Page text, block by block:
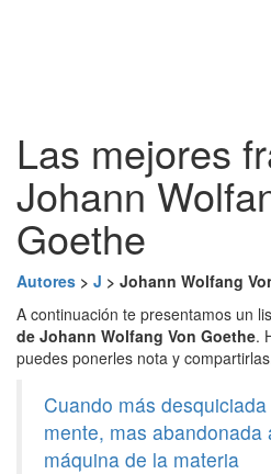
Las mejores
Johann
Goethe
Autores > J > Johann Wolfang
A continuación te presentamos un
de Johann Wolfang Von Goethe.
puedes ponerles nota y
Cuando más
mente, mas
máquina de la materia